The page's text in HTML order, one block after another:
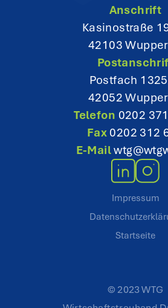
Anschrift
Kasinostraße
42103
Postfach
42052
Telefon 0202
Fax 0202 312
E-Mail
Impressum
Startseite
© 2023 WTG